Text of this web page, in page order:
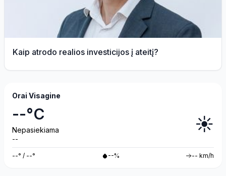
Kaip atrodo realios investicijos į ateitį?
Orai Visagine
--°C
Nepasiekiama
--
☀️
--° / --° --% -- km/h